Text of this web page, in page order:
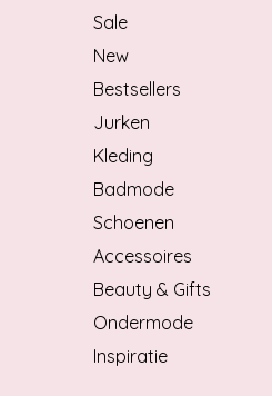
Sale
New
Bestsellers
Jurken
Kleding
Badmode
Schoenen
Accessoires
Beauty & Gifts
Ondermode
Inspiratie